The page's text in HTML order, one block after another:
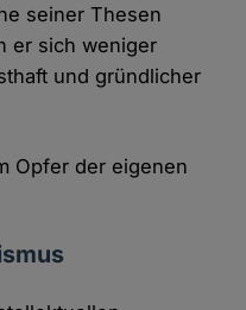
seiner Thesen
er sich weniger
und gründlicher
Opfer der eigenen